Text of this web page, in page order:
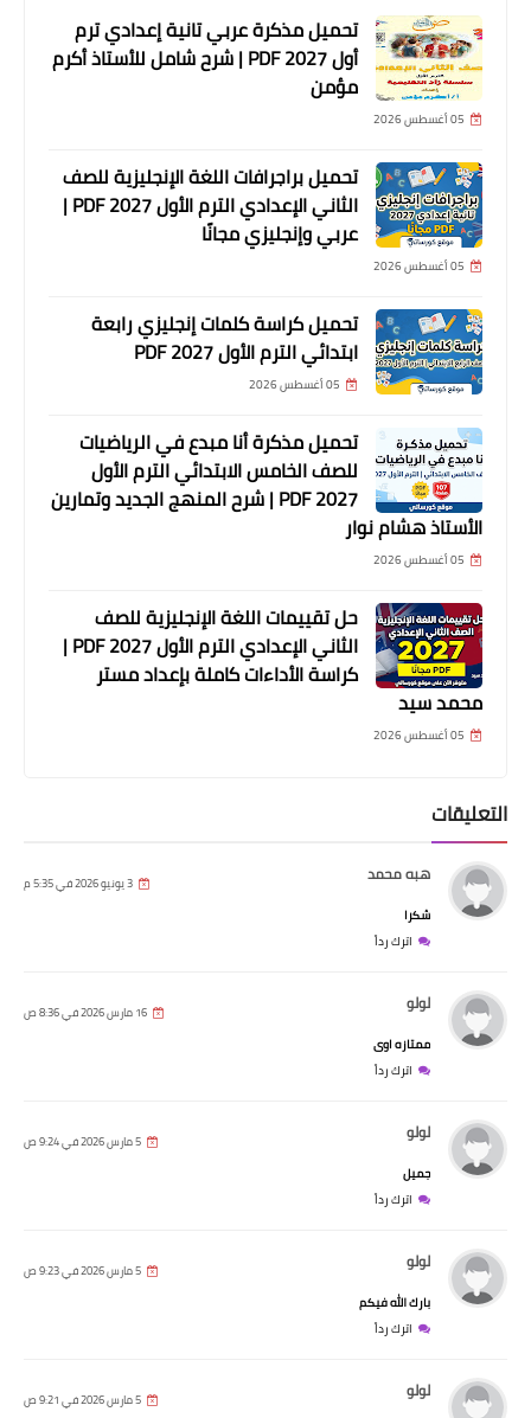
تحميل مذكرة عربي تانية إعدادي ترم
أول 2027 PDF | شرح شامل للأستاذ أكرم
مؤمن
05 أغسطس 2026
تحميل براجرافات اللغة الإنجليزية للصف
الثاني الإعدادي الترم الأول 2027 PDF |
عربي وإنجليزي مجانًا
05 أغسطس 2026
تحميل كراسة كلمات إنجليزي رابعة
ابتدائي الترم الأول 2027 PDF
05 أغسطس 2026
تحميل مذكرة أنا مبدع في الرياضيات
للصف الخامس الابتدائي الترم الأول
2027 PDF | شرح المنهج الجديد وتمارين
الأستاذ هشام نوار
05 أغسطس 2026
حل تقييمات اللغة الإنجليزية للصف
الثاني الإعدادي الترم الأول 2027 PDF |
كراسة الأداءات كاملة بإعداد مستر
محمد سيد
05 أغسطس 2026
التعليقات
هبه محمد 3 يونيو 2026 في 5:35 م
شكرا
اترك رداً
لولو 16 مارس 2026 في 8:36 ص
ممتازه اوى
اترك رداً
لولو 5 مارس 2026 في 9:24 ص
جميل
اترك رداً
لولو 5 مارس 2026 في 9:23 ص
بارك الله فيكم
اترك رداً
لولو 5 مارس 2026 في 9:21 ص